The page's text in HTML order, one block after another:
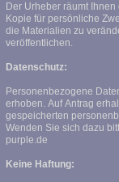
Der Urheber räumt Ihnen
Kopie für persönliche Zwecke
die Materialien zu verändern und
veröffentlichen.
Datenschutz:
Personenbezogene Daten
erhoben. Auf Antrag erhalten
gespeicherten
Wenden Sie sich dazu bitte an: Juan Manuel Tondera, snakebite@deepest-
purple.de
Keine Haftung: